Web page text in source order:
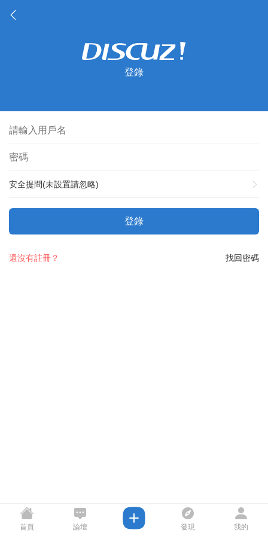
登錄
安全提問(未設置請忽略)
登錄
找回密碼
還沒有註冊？
首頁 論壇 發現 我的